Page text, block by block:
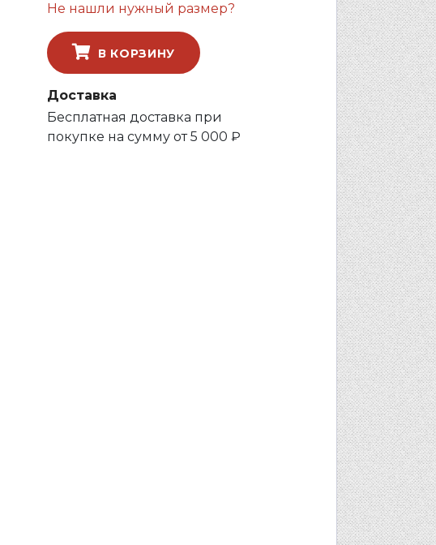
Не нашли нужный размер?
В КОРЗИНУ
Доставка
Бесплатная доставка при
покупке на сумму от 5 000 ₽